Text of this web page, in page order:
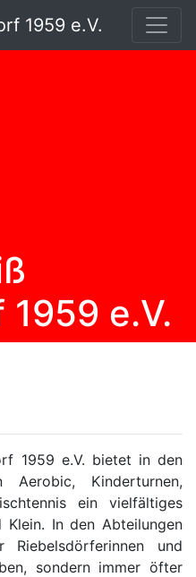
1959 e.V.
e.V.
1959 e.V. bietet in den
Aerobic, Kinderturnen,
ein vielfältiges
In den Abteilungen
und
sondern immer öfter